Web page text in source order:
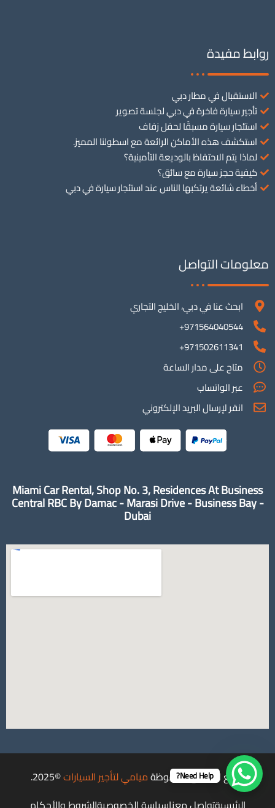
روابط مفيدة
الاستقبال في مطار دبي
تأجير سيارة فاخرة في دبي لجلسة تصوير
استئجار سيارة مسبقًا لحفل زفاف
استكشف هذه الأماكن الرائعة مع اسطولنا المميز.
لماذا يتم الاحتفاظ بالوديعة التأمينية؟
كيفية حجز سيارة مع سائق؟
أخطاء شائعة يرتكبها الناس عند استئجار سيارة في دبي
معلومات التواصل
ابحث عنا في دبي، الخليج التجاري
971564040544+
971502611341+
متاح على مدار الساعة
عبر الواتساب
انقر لإرسال البريد الإلكتروني
Miami Car Rental, Shop No. 3, Residences At Business
Central RBC By Damac - Marasi Drive - Business Bay -
Dubai
جميع الحقوق محفوظةميامي لتأجير السيارات©2025.
Need Help?